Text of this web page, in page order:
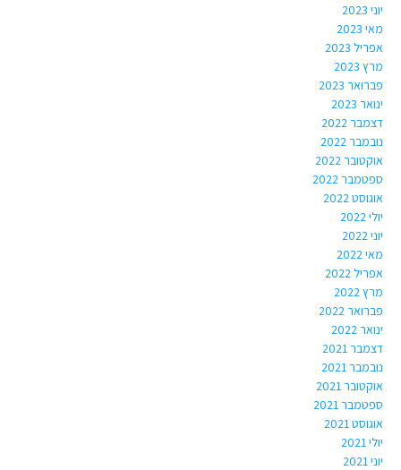
יוני 2023
מאי 2023
אפריל 2023
מרץ 2023
פברואר 2023
ינואר 2023
דצמבר 2022
נובמבר 2022
אוקטובר 2022
ספטמבר 2022
אוגוסט 2022
יולי 2022
יוני 2022
מאי 2022
אפריל 2022
מרץ 2022
פברואר 2022
ינואר 2022
דצמבר 2021
נובמבר 2021
אוקטובר 2021
ספטמבר 2021
אוגוסט 2021
יולי 2021
יוני 2021